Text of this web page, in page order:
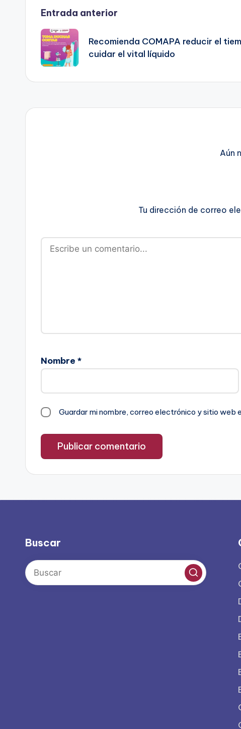
Navegación
de
entradas
Entrada anterior
Recomienda COMAPA reducir el
cuidar el vital líquido
Aún
Tu dirección de correo
Nombre *
Guardar mi nombre, correo electrónico y sitio web
Buscar